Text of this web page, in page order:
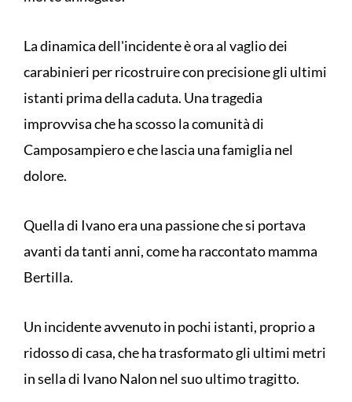
La dinamica dell'incidente è ora al vaglio dei
carabinieri per ricostruire con precisione gli ultimi
istanti prima della caduta. Una tragedia
improvvisa che ha scosso la comunità di
Camposampiero e che lascia una famiglia nel
dolore.
Quella di Ivano era una passione che si portava
avanti da tanti anni, come ha raccontato mamma
Bertilla.
Un incidente avvenuto in pochi istanti, proprio a
ridosso di casa, che ha trasformato gli ultimi metri
in sella di Ivano Nalon nel suo ultimo tragitto.